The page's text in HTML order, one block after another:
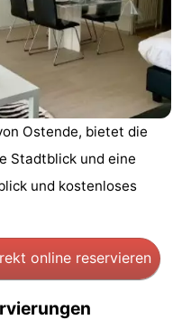
Ostende, bietet die
Stadtblick und eine
und kostenloses
online reservieren